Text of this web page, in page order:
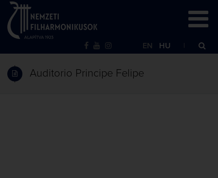
EN HU
Auditorio Principe Felipe